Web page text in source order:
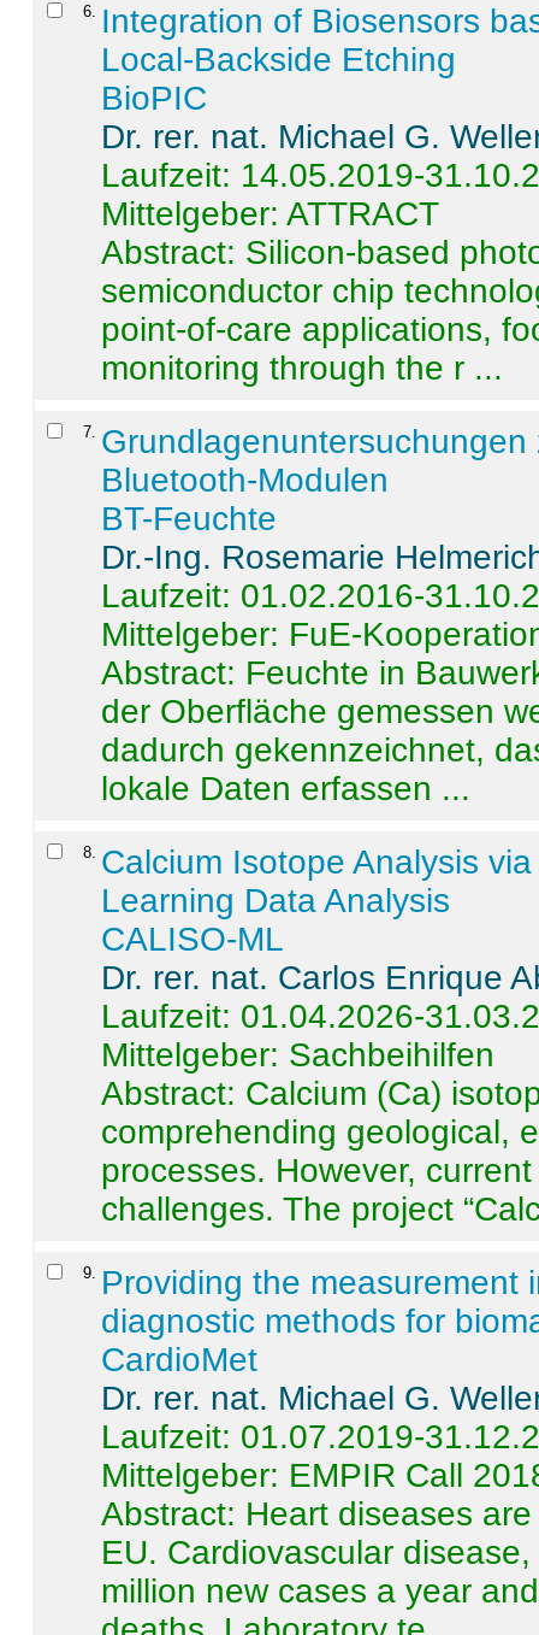
6
Integration of Biosensors
Local-Backside Etching
BioPIC
Dr. rer. nat. Michael G.
Laufzeit: 14.05.2019-
Mittelgeber: ATTRACT
Abstract: Silicon-based
semiconductor chip
point-of-care applications,
monitoring through the r ...
7
Bluetooth-Modulen
BT-Feuchte
Dr.-Ing. Rosemarie
Laufzeit: 01.02.2016-
Mittelgeber: FuE-
Abstract: Feuchte in
der Oberfläche gemessen
dadurch gekennzeichnet,
lokale Daten erfassen ...
8 Calcium Isotope Analysis
Learning Data Analysis
CALISO-ML
Dr. rer. nat. Carlos Enrique
Laufzeit: 01.04.2026-
Mittelgeber: Sachbeihilfen
Abstract: Calcium (Ca)
comprehending geological,
processes. However,
challenges. The project
9
Providing the measurement
diagnostic methods for
CardioMet
Dr. rer. nat. Michael G.
Laufzeit: 01.07.2019-
Mittelgeber: EMPIR Call
Abstract: Heart diseases
EU. Cardiovascular
million new cases a year